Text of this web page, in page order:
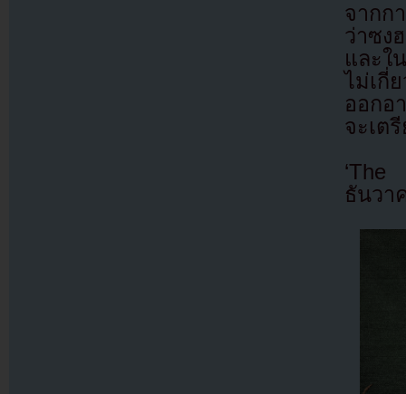
จากก
ว่าซง
และใ
ไม่เกี่
ออกอ
จะเต
ธันวา